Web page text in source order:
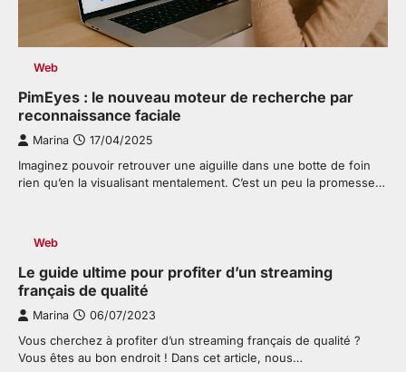
Web
PimEyes : le nouveau moteur de recherche par
reconnaissance faciale
Marina 17/04/2025
Imaginez pouvoir retrouver une aiguille dans une botte de foin
rien qu’en la visualisant mentalement. C’est un peu la promesse…
Web
Le guide ultime pour profiter d’un streaming
français de qualité
Marina 06/07/2023
Vous cherchez à profiter d’un streaming français de qualité ?
Vous êtes au bon endroit ! Dans cet article, nous…